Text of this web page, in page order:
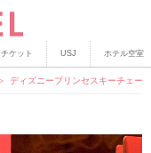
チケット USJ ホテル空室
ディズニープリンセスキーチェー